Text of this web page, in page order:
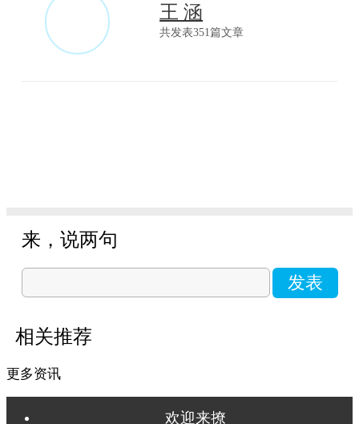
王 涵
共发表351篇文章
来，说两句
发表
相关推荐
更多资讯
欢迎来撩